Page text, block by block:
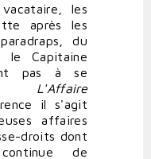
les
après les
du
Capitaine
pas à se
L'Affaire
il s'agit
affaires
droits dont
de